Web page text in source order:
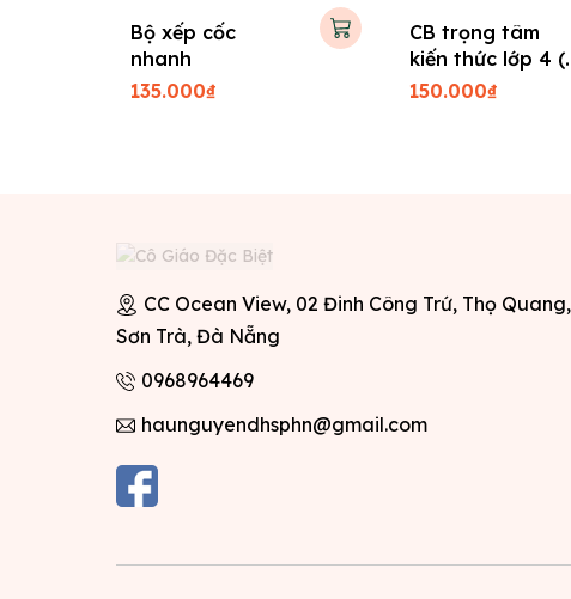
Bộ xếp cốc
nhanh
135.000₫
CB trọng tâm
kiến thức lớp 4 (
toán + tiếng việt)
150.000₫
CC Ocean View, 02 Đinh Công Trứ, Thọ Quang,
Sơn Trà, Đà Nẵng
0968964469
haunguyendhsphn@gmail.com